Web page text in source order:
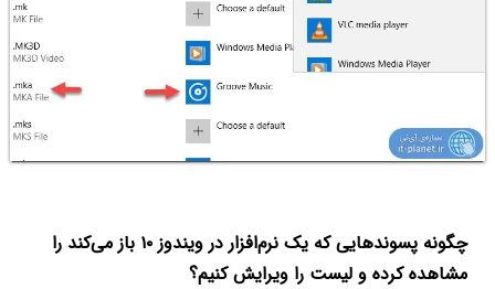
چگونه پسوندهایی که یک نرم‌افزار در ویندوز ۱۰ باز می‌کند را
مشاهده کرده و لیست را ویرایش کنیم؟